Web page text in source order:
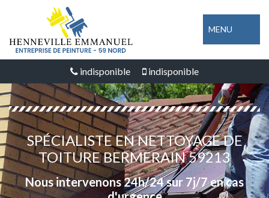
MENU
indisponible indisponible
SPÉCIALISTE EN NETTOYAGE DE
TOITURE BERMERAIN 59213
Nous intervenons 24h/24 sur 7j/7 en cas